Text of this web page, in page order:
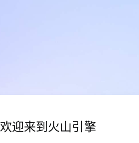
欢迎来到火山引擎